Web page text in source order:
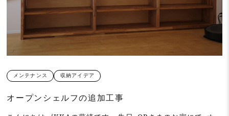
メンテナンス 収納アイデア
オープンシェルフの追加工事